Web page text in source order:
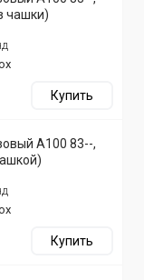
чашки)
Купить
A100 83--,
Купить